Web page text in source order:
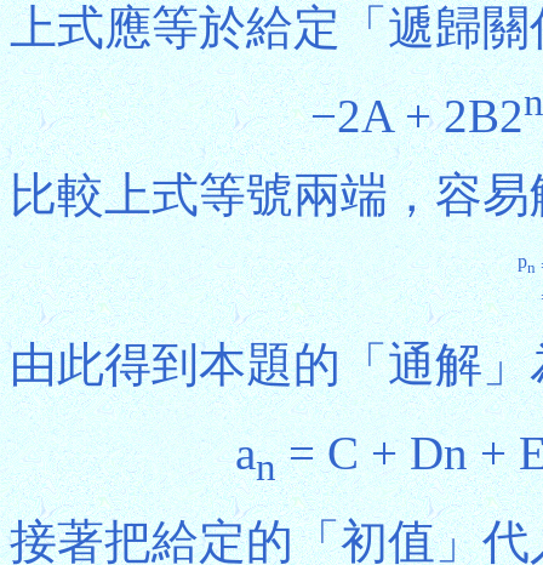
上式應等於給定「遞歸
−2A + 2B2
比較上式等號兩端，容
pn
由此得到本題的「通解」
an= C + Dn +
接著把給定的「初值」